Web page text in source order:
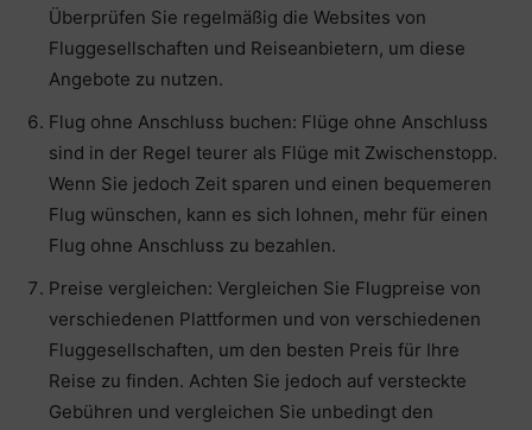
Überprüfen Sie regelmäßig die Websites von
Fluggesellschaften und Reiseanbietern, um diese
Angebote zu nutzen.
Flug ohne Anschluss buchen: Flüge ohne Anschluss
sind in der Regel teurer als Flüge mit Zwischenstopp.
Wenn Sie jedoch Zeit sparen und einen bequemeren
Flug wünschen, kann es sich lohnen, mehr für einen
Flug ohne Anschluss zu bezahlen.
Preise vergleichen: Vergleichen Sie Flugpreise von
verschiedenen Plattformen und von verschiedenen
Fluggesellschaften, um den besten Preis für Ihre
Reise zu finden. Achten Sie jedoch auf versteckte
Gebühren und vergleichen Sie unbedingt den